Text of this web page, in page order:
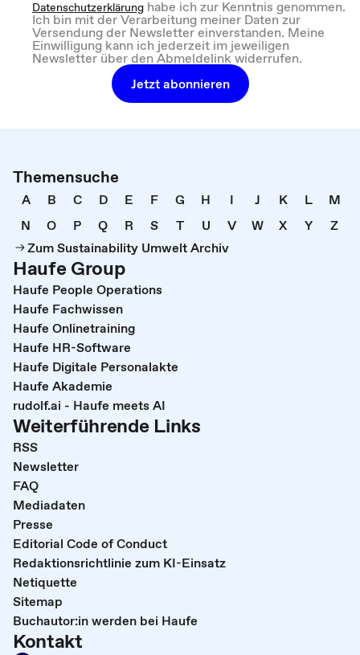
Datenschutzerklärung habe ich zur Kenntnis genommen.
Ich bin mit der Verarbeitung meiner Daten zur
Versendung der Newsletter einverstanden. Meine
Einwilligung kann ich jederzeit im jeweiligen
Newsletter über den Abmeldelink widerrufen.
Jetzt abonnieren
Themensuche
A B C D E F G H I J K L
M
N
O P Q R S T U V W X Y
Z
Zum Sustainability Umwelt Archiv
Haufe Group
Haufe People Operations
Haufe Fachwissen
Haufe Onlinetraining
Haufe HR-Software
Haufe Digitale Personalakte
Haufe Akademie
rudolf.ai - Haufe meets AI
Weiterführende Links
RSS
Newsletter
FAQ
Mediadaten
Presse
Editorial Code of Conduct
Redaktionsrichtlinie zum KI-Einsatz
Netiquette
Sitemap
Buchautor:in werden bei Haufe
Kontakt